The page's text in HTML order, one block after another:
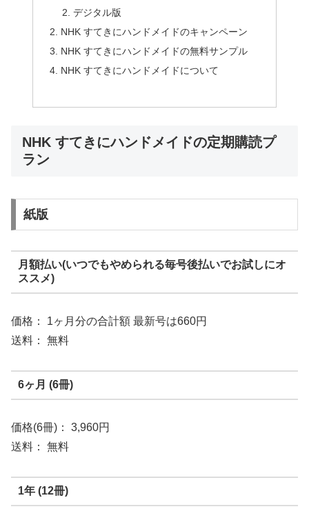
デジタル版
NHK すてきにハンドメイドのキャンペーン
NHK すてきにハンドメイドの無料サンプル
NHK すてきにハンドメイドについて
NHK すてきにハンドメイドの定期購読プ
ラン
紙版
月額払い(いつでもやめられる毎号後払いでお試しにオ
ススメ)
価格： 1ヶ月分の合計額 最新号は660円
送料： 無料
6ヶ月 (6冊)
価格(6冊)： 3,960円
送料： 無料
1年 (12冊)